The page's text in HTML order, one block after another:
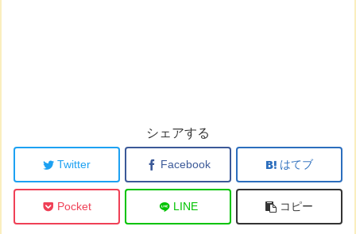
シェアする
Twitter Facebook はてブ
Pocket LINE コピー